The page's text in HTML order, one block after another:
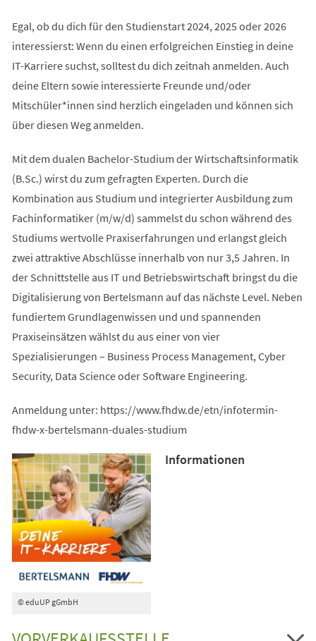
Egal, ob du dich für den Studienstart 2024, 2025 oder 2026
interessierst: Wenn du einen erfolgreichen Einstieg in deine
IT-Karriere suchst, solltest du dich zeitnah anmelden. Auch
deine Eltern sowie interessierte Freunde und/oder
Mitschüler*innen sind herzlich eingeladen und können sich
über diesen Weg anmelden.
Mit dem dualen Bachelor-Studium der Wirtschaftsinformatik
(B.Sc.) wirst du zum gefragten Experten. Durch die
Kombination aus Studium und integrierter Ausbildung zum
Fachinformatiker (m/w/d) sammelst du schon während des
Studiums wertvolle Praxiserfahrungen und erlangst gleich
zwei attraktive Abschlüsse innerhalb von nur 3,5 Jahren. In
der Schnittstelle aus IT und Betriebswirtschaft bringst du die
Digitalisierung von Bertelsmann auf das nächste Level. Neben
fundiertem Grundlagenwissen und und spannenden
Praxiseinsätzen wählst du aus einer von vier
Spezialisierungen – Business Process Management, Cyber
Security, Data Science oder Software Engineering.
Anmeldung unter: https://www.fhdw.de/etn/infotermin-
fhdw-x-bertelsmann-duales-studium
© eduUP gGmbH
Informationen